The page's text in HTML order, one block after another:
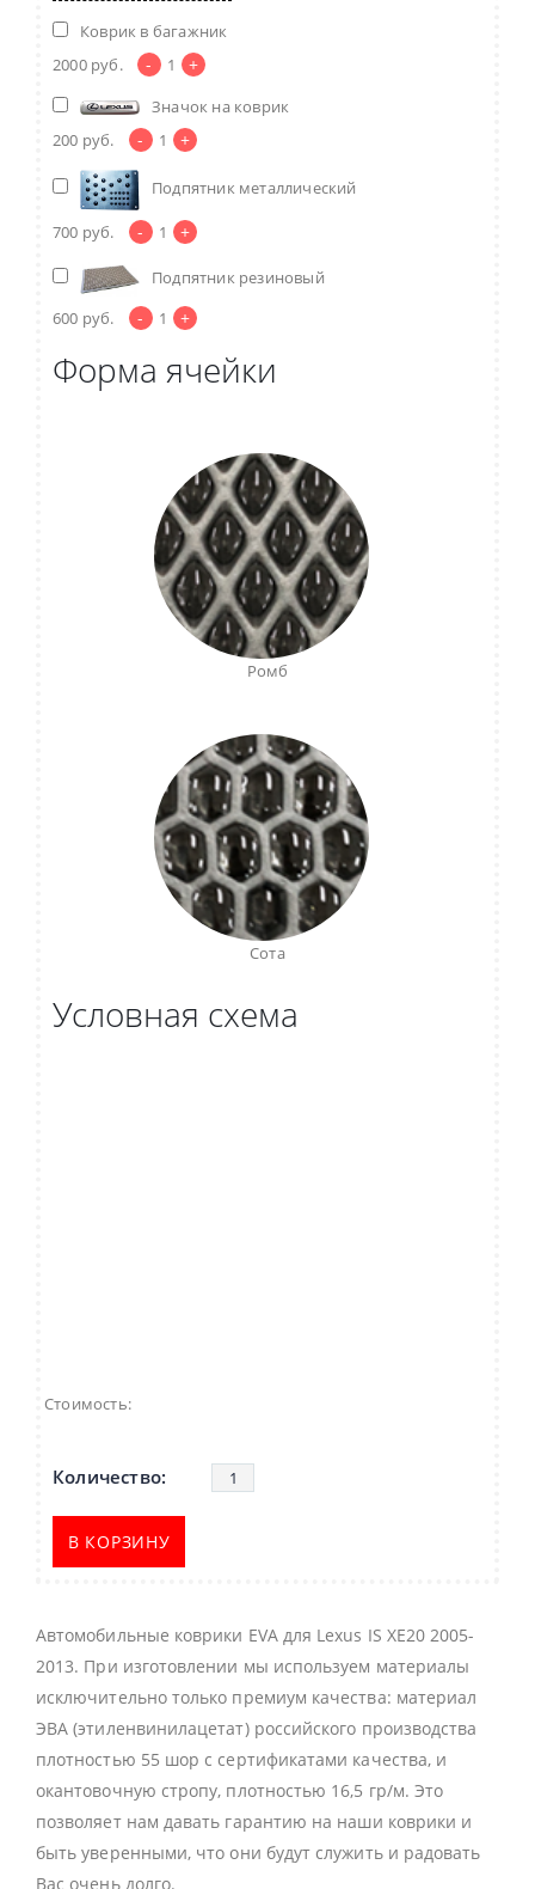
Коврик в багажник
2000 руб. - 1 +
Значок на коврик
200 руб. - 1 +
Подпятник металлический
700 руб. - 1 +
Подпятник резиновый
600 руб. - 1 +
Форма ячейки
Ромб
Сота
Условная схема
Стоимость:
В КОРЗИНУ
Автомобильные коврики EVA для Lexus IS XE20 2005-
2013. При изготовлении мы используем материалы
исключительно только премиум качества: материал
ЭВА (этиленвинилацетат) российского производства
плотностью 55 шор с сертификатами качества, и
окантовочную стропу, плотностью 16,5 гр/м. Это
позволяет нам давать гарантию на наши коврики и
быть уверенными, что они будут служить и радовать
Вас очень долго.